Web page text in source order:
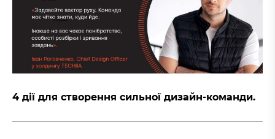
4 дії для створення сильної дизайн-команди.